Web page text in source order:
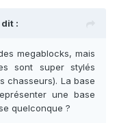
dit :
megablocks, mais
sont super stylés
chasseurs). La base
une base
quelconque ?